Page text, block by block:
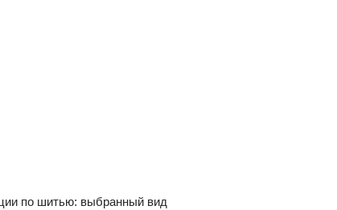
по шитью: выбранный вид